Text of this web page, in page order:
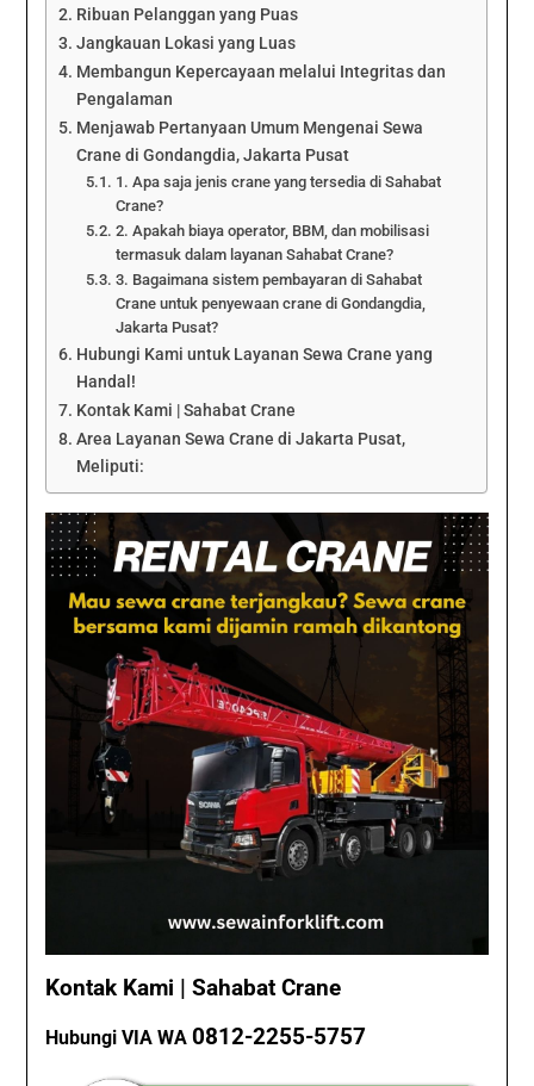
Ribuan Pelanggan yang Puas
Jangkauan Lokasi yang Luas
Membangun Kepercayaan melalui Integritas dan
Pengalaman
Menjawab Pertanyaan Umum Mengenai Sewa
Crane di Gondangdia, Jakarta Pusat
1. Apa saja jenis crane yang tersedia di Sahabat
Crane?
2. Apakah biaya operator, BBM, dan mobilisasi
termasuk dalam layanan Sahabat Crane?
3. Bagaimana sistem pembayaran di Sahabat
Crane untuk penyewaan crane di Gondangdia,
Jakarta Pusat?
Hubungi Kami untuk Layanan Sewa Crane yang
Handal!
Kontak Kami | Sahabat Crane
Area Layanan Sewa Crane di Jakarta Pusat,
Meliputi:
Kontak Kami | Sahabat Crane
Hubungi VIA WA0812-2255-5757